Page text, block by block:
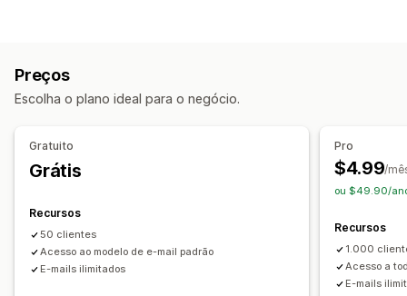
Descontos fixos
Preços
Escolha o plano ideal para o negócio.
Gratuito
Grátis
Recursos
50 clientes
Acesso ao modelo de e-mail padrão
E-mails ilimitados
Pro
$4.99/
ou $49.90/
Recursos
1.000
Acesso a
E-mails